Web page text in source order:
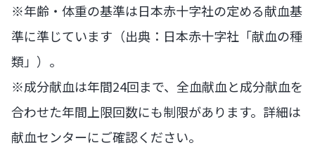
※年齢・体重の基準は日本赤十字社の定める献血基
準に準じています（出典：日本赤十字社「献血の種
類」）。
※成分献血は年間24回まで、全血献血と成分献血を
合わせた年間上限回数にも制限があります。詳細は
献血センターにご確認ください。